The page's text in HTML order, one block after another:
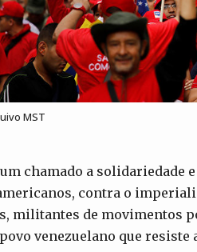
MST
chamado a solidariedade
contra o
militantes de movimentos
venezuelano que